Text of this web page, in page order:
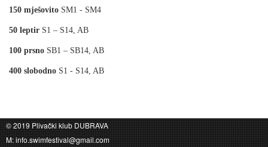
150 mješovito SM1 - SM4
50 leptir S1 – S14, AB
100 prsno SB1 – SB14, AB
400 slobodno S1 - S14, AB
© 2019 Plivački klub DUBRAVA
M: info.swimfestival@gmail.com